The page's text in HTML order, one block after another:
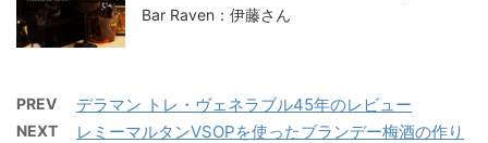
Bar Raven：伊藤さん
PREV デラマン トレ・ヴェネラブル45年のレビュー
NEXT
レミーマルタンVSOPを使ったブランデー梅酒の作り